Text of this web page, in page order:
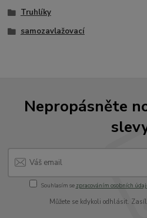
Truhlíky
samozavlažovací
Nepropásněte
Souhlasím se zpracováním osobních
Můžete se kdykoli odhlásit.